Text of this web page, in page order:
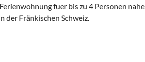
fuer bis zu 4 Personen nahe
der Fränkischen Schweiz.